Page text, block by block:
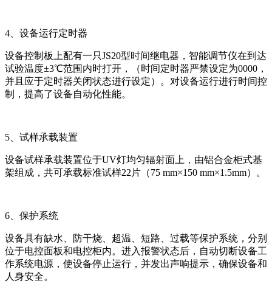
4、设备运行定时器
设备控制板上配有一只JS20型时间继电器，智能调节仪在到达
试验温度±3℃范围内时打开，（时间定时器严禁设定为0000，
并且应于定时器关闭状态进行设定）。对设备运行进行时间控
制，提高了设备自动化性能。
5、试样承载装置
设备试样承载装置位于UV灯均匀辐射面上，由铝合金柜式基
架组成，共可承载标准试样22片（75 mm×150 mm×1.5mm）。
6、保护系统
设备具有缺水、防干烧、超温、短路、过载等保护系统，分别
位于电控面板和电控柜内。进入报警状态后，自动切断设备工
作系统电源，使设备停止运行，并发出声响提示，确保设备和
人身安全。